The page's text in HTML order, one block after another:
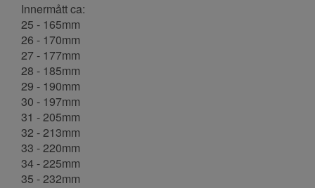
Innermått ca:
25 - 165mm
26 - 170mm
27 - 177mm
28 - 185mm
29 - 190mm
30 - 197mm
31 - 205mm
32 - 213mm
33 - 220mm
34 - 225mm
35 - 232mm